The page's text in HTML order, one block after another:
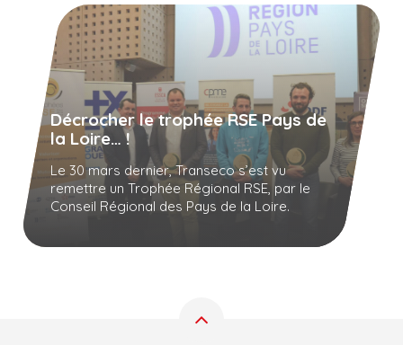
Décrocher le trophée RSE Pays de
la Loire… !
Le 30 mars dernier, Transeco s’est vu
remettre un Trophée Régional RSE, par le
Conseil Régional des Pays de la Loire.